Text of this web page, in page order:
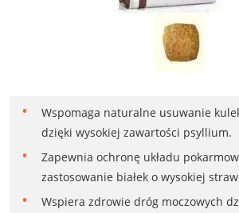
Wspomaga naturalne usuwanie
dzięki wysokiej zawartości psyllium.
Zapewnia ochronę układu
zastosowanie białek o wysokiej
Wspiera zdrowie dróg moczowych